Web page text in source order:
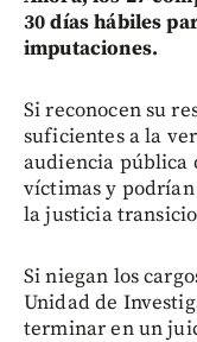
30 días hábiles
imputaciones.
Si reconocen su
suficientes a la
audiencia pública
víctimas y
la justicia
Si niegan los
Unidad de
terminar en un